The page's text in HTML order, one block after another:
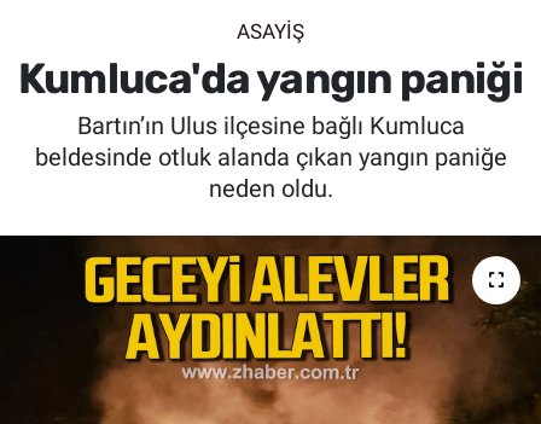
ASAYİŞ
Kumluca'da yangın paniği
Bartın’ın Ulus ilçesine bağlı Kumluca
beldesinde otluk alanda çıkan yangın paniğe
neden oldu.
SAĞLIK